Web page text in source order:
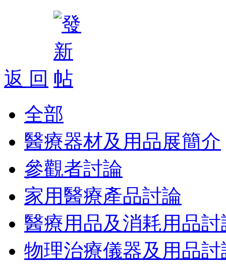
返 回
全部
醫療器材及用品展簡介
參觀者討論
家用醫療產品討論
醫療用品及消耗用品討
物理治療儀器及用品討